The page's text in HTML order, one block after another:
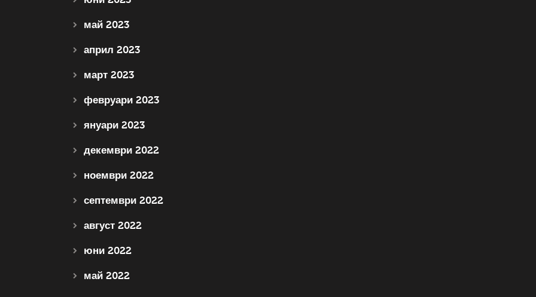
май 2023
април 2023
март 2023
февруари 2023
януари 2023
декември 2022
ноември 2022
септември 2022
август 2022
юни 2022
май 2022